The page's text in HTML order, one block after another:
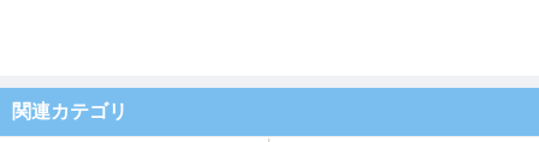
関連カテゴリ